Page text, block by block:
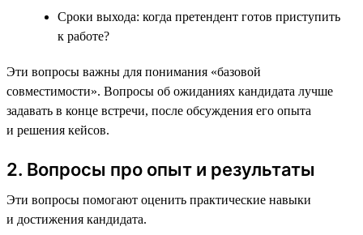
Сроки выхода: когда претендент готов приступить
к работе?
Эти вопросы важны для понимания «базовой
совместимости». Вопросы об ожиданиях кандидата лучше
задавать в конце встречи, после обсуждения его опыта
и решения кейсов.
2. Вопросы про опыт и результаты
Эти вопросы помогают оценить практические навыки
и достижения кандидата.